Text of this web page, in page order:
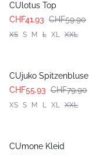
CUlotus Top
CHF41.93 CHF59.90
XS S M L XL XXL
CUjuko Spitzenbluse
CHF55.93 CHF79.90
XS S M L XL XXL
CUmone Kleid